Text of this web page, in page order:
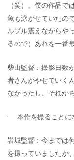
（笑）。僕の作品
魚も泳がせていたの
ルブル震えながらや
るので）あれを一番
柴山監督：撮影日数
者さんがやせていく
なかったし、それが
──本作を撮ることに
岩城監督：今までは
を撮っていましたが